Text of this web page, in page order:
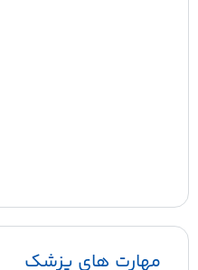
مهارت های پزشک